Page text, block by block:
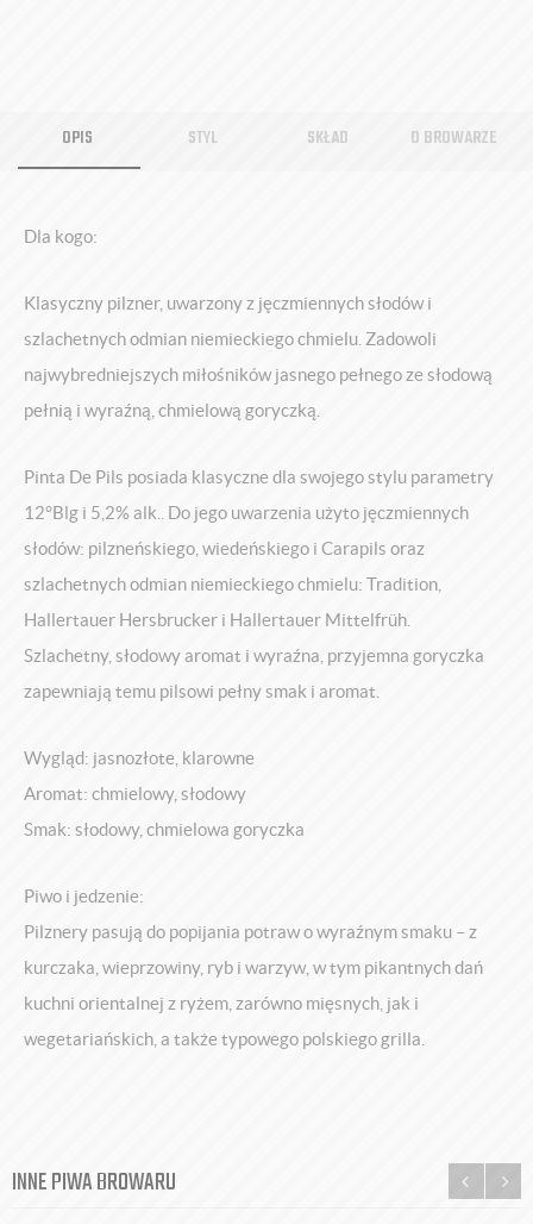
OPIS STYL SKŁAD O BROWARZE
Dla kogo:
Klasyczny pilzner, uwarzony z jęczmiennych słodów i
szlachetnych odmian niemieckiego chmielu. Zadowoli
najwybredniejszych miłośników jasnego pełnego ze słodową
pełnią i wyraźną, chmielową goryczką.
Pinta De Pils posiada klasyczne dla swojego stylu parametry
12°Blg i 5,2% alk.. Do jego uwarzenia użyto jęczmiennych
słodów: pilzneńskiego, wiedeńskiego i Carapils oraz
szlachetnych odmian niemieckiego chmielu: Tradition,
Hallertauer Hersbrucker i Hallertauer Mittelfrüh.
Szlachetny, słodowy aromat i wyraźna, przyjemna goryczka
zapewniają temu pilsowi pełny smak i aromat.
Wygląd: jasnozłote, klarowne
Aromat: chmielowy, słodowy
Smak: słodowy, chmielowa goryczka
Piwo i jedzenie:
Pilznery pasują do popijania potraw o wyraźnym smaku – z
kurczaka, wieprzowiny, ryb i warzyw, w tym pikantnych dań
kuchni orientalnej z ryżem, zarówno mięsnych, jak i
wegetariańskich, a także typowego polskiego grilla.
INNE PIWA BROWARU